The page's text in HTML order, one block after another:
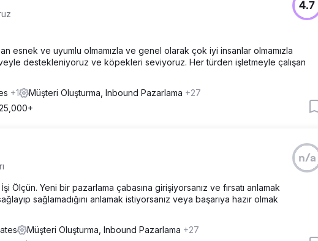
4.7
esnek ve uyumlu olmamızla ve genel olarak çok iyi insanlar olmamızla
destekleniyoruz ve köpekleri seviyoruz. Her türden işletmeyle çalışan
+1 Müşteri Oluşturma, Inbound Pazarlama +27
n/a
Ölçün. Yeni bir pazarlama çabasına girişiyorsanız ve fırsatı anlamak
sağlamadığını anlamak istiyorsanız veya başarıya hazır olmak
Müşteri Oluşturma, Inbound Pazarlama +27